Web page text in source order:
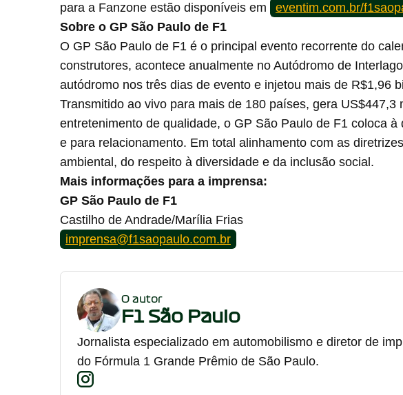
para a Fanzone estão disponíveis em
eventim.com.br/
Sobre o GP São Paulo de F1
O GP São Paulo de F1 é o principal evento recorrente do
construtores, acontece anualmente no Autódromo de
autódromo nos três dias de evento e injetou mais de R$1,96
Transmitido ao vivo para mais de 180 países, gera
entretenimento de qualidade, o GP São Paulo de F1 coloca
e para relacionamento. Em total alinhamento com as
ambiental, do respeito à diversidade e da inclusão social.
Mais informações para a imprensa:
GP São Paulo de F1
Castilho de Andrade/Marília Frias
imprensa@f1saopaulo.com.br
O autor
F1 São Paulo
Jornalista especializado em automobilismo e diretor de
do Fórmula 1 Grande Prêmio de São Paulo.